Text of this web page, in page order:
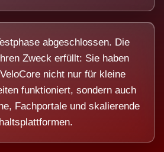
abgeschlossen. Die
Zweck erfüllt: Sie haben
nicht nur für kleine
funktioniert, sondern auch
Fachportale und skalierende